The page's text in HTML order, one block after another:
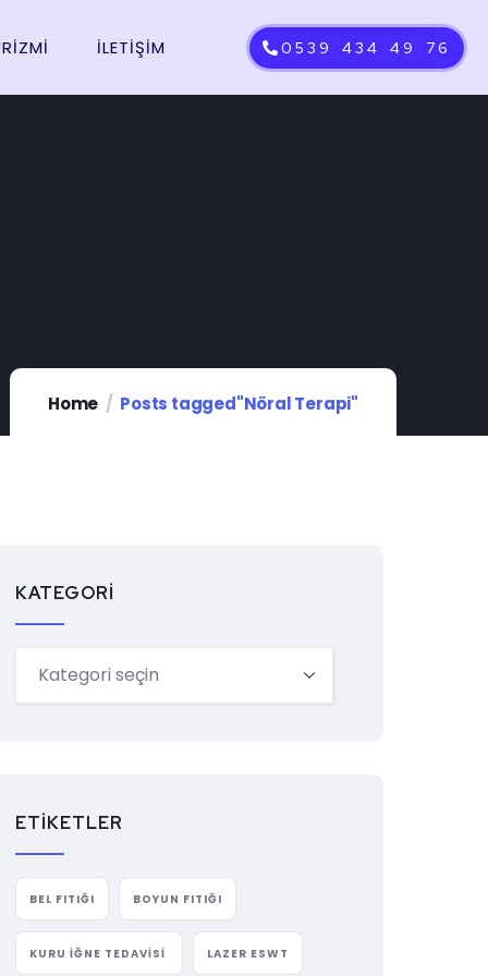
İLETIŞIM 0539 434 49 76
Home Posts tagged"Nöral Terapi"
KATEGORI
ETIKETLER
BEL FITIĞI BOYUN FITIĞI
KURU İĞNE TEDAVISI LAZER ESWT